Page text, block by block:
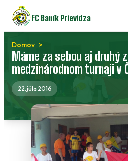
Preskočiť
na
obsah
FC Baník Prievidza
Domov
Máme za sebou aj druhý
medzinárodnom turnaji v
22. júla 2016